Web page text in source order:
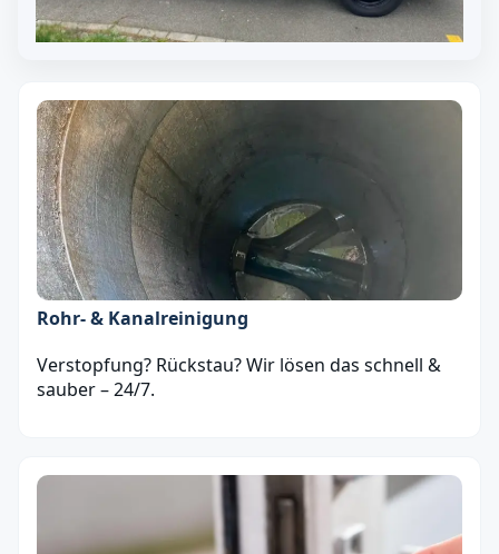
Rohr- & Kanalreinigung
Verstopfung? Rückstau? Wir lösen das schnell &
sauber – 24/7.